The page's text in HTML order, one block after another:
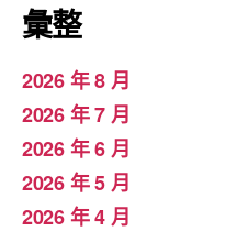
彙整
2026 年 8 月
2026 年 7 月
2026 年 6 月
2026 年 5 月
2026 年 4 月